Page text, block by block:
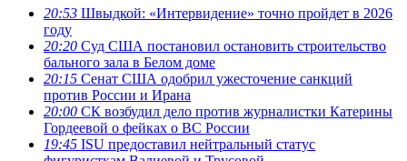
20:53 Швыдкой: «Интервидение» точно пройдет в 2026
году
20:20 Суд США постановил остановить строительство
бального зала в Белом доме
20:15 Сенат США одобрил ужесточение санкций
против России и Ирана
20:00 СК возбудил дело против журналистки Катерины
Гордеевой о фейках о ВС России
19:45 ISU предоставил нейтральный статус